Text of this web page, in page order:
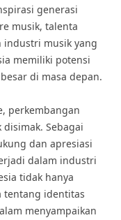
generasi
musik, talenta
industri musik yang
memiliki potensi
di masa depan.
perkembangan
Sebagai
dan apresiasi
dalam industri
tidak hanya
tentang identitas
menyampaikan